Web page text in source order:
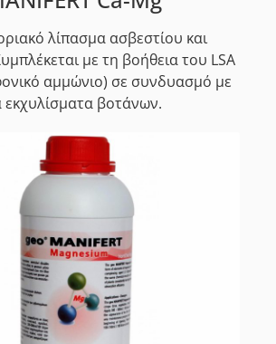
λίπασμα ασβεστίου και
με τη βοήθεια του LSA
αμμώνιο) σε συνδυασμό με
εκχυλίσματα βοτάνων.